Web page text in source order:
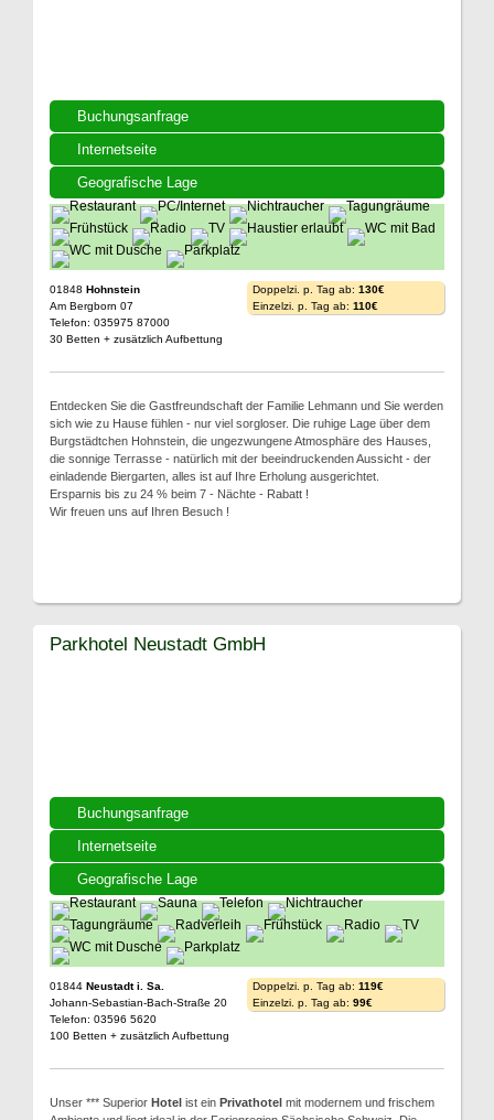
Buchungsanfrage
Internetseite
Geografische Lage
01848 Hohnstein
Am Bergborn 07
Telefon: 035975 87000
30 Betten + zusätzlich Aufbettung
Doppelzi. p. Tag ab: 130€
Einzelzi. p. Tag ab: 110€
Entdecken Sie die Gastfreundschaft der Familie Lehmann und Sie werden
sich wie zu Hause fühlen - nur viel sorgloser. Die ruhige Lage über dem
Burgstädtchen Hohnstein, die ungezwungene Atmosphäre des Hauses,
die sonnige Terrasse - natürlich mit der beeindruckenden Aussicht - der
einladende Biergarten, alles ist auf Ihre Erholung ausgerichtet.
Ersparnis bis zu 24 % beim 7 - Nächte - Rabatt !
Wir freuen uns auf Ihren Besuch !
Buchungsanfrage
Internetseite
Geografische Lage
Parkhotel Neustadt GmbH
01844 Neustadt i. Sa.
Johann-Sebastian-Bach-Straße 20
Telefon: 03596 5620
100 Betten + zusätzlich Aufbettung
Doppelzi. p. Tag ab: 119€
Einzelzi. p. Tag ab: 99€
Unser *** Superior Hotel ist ein Privathotel mit modernem und frischem